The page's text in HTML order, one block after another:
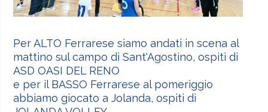
Per ALTO Ferrarese siamo andati in scena al
mattino sul campo di Sant'Agostino, ospiti di
ASD OASI DEL RENO
e per il BASSO Ferrarese al pomeriggio
abbiamo giocato a Jolanda, ospiti di